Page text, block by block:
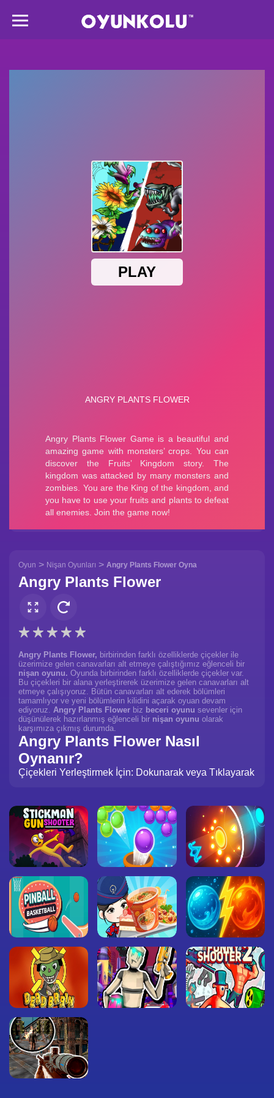
Oyun > Nişan Oyunları > Angry Plants Flower Oyna
Angry Plants Flower
Angry Plants Flower, birbirinden farklı özelliklerde çiçekler ile
üzerimize gelen canavarları alt etmeye çalıştığımız eğlenceli bir
nişan oyunu. Oyunda birbirinden farklı özelliklerde çiçekler var.
Bu çiçekleri bir alana yerleştirerek üzerimize gelen canavarları alt
etmeye çalışıyoruz. Bütün canavarları alt ederek bölümleri
tamamlıyor ve yeni bölümlerin kilidini açarak oyuan devam
ediyoruz. Angry Plants Flower biz beceri oyunu sevenler için
düşünülerek hazırlanmış eğlenceli bir nişan oyunu olarak
karşımıza çıkmış durumda.
Angry Plants Flower Nasıl
Oynanır?
Çiçekleri Yerleştirmek İçin: Dokunarak veya Tıklayarak